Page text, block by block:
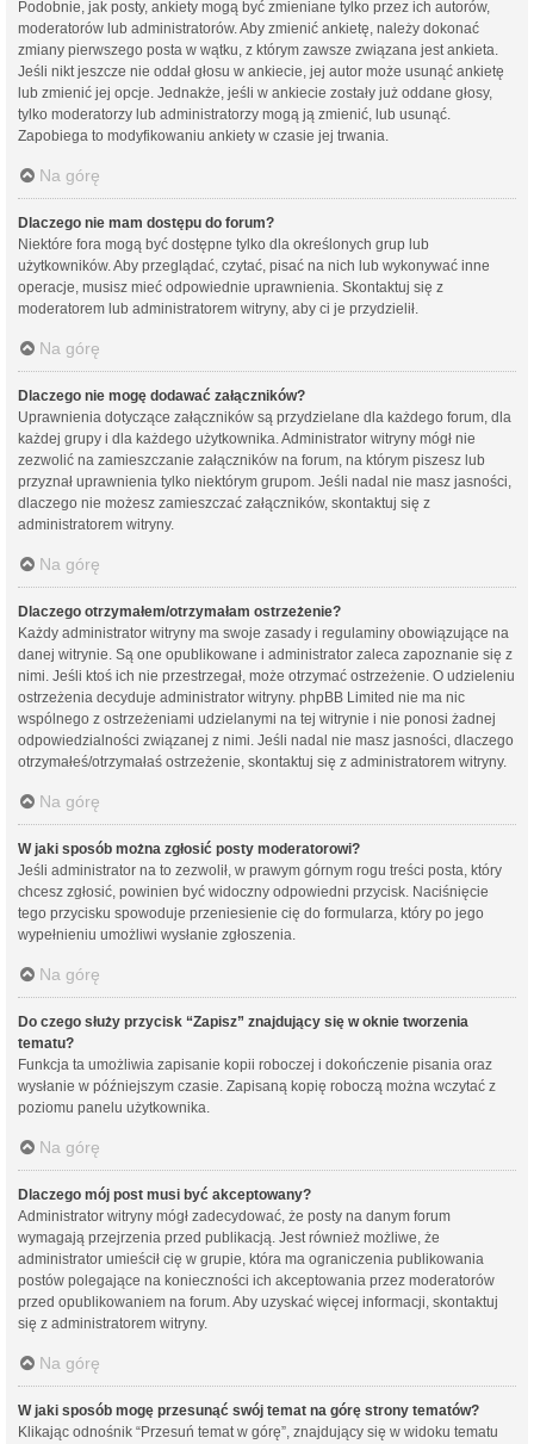
Podobnie, jak posty, ankiety mogą być zmieniane tylko przez ich autorów,
moderatorów lub administratorów. Aby zmienić ankietę, należy dokonać
zmiany pierwszego posta w wątku, z którym zawsze związana jest ankieta.
Jeśli nikt jeszcze nie oddał głosu w ankiecie, jej autor może usunąć ankietę
lub zmienić jej opcje. Jednakże, jeśli w ankiecie zostały już oddane głosy,
tylko moderatorzy lub administratorzy mogą ją zmienić, lub usunąć.
Zapobiega to modyfikowaniu ankiety w czasie jej trwania.
Na górę
Dlaczego nie mam dostępu do forum?
Niektóre fora mogą być dostępne tylko dla określonych grup lub
użytkowników. Aby przeglądać, czytać, pisać na nich lub wykonywać inne
operacje, musisz mieć odpowiednie uprawnienia. Skontaktuj się z
moderatorem lub administratorem witryny, aby ci je przydzielił.
Na górę
Dlaczego nie mogę dodawać załączników?
Uprawnienia dotyczące załączników są przydzielane dla każdego forum, dla
każdej grupy i dla każdego użytkownika. Administrator witryny mógł nie
zezwolić na zamieszczanie załączników na forum, na którym piszesz lub
przyznał uprawnienia tylko niektórym grupom. Jeśli nadal nie masz jasności,
dlaczego nie możesz zamieszczać załączników, skontaktuj się z
administratorem witryny.
Na górę
Dlaczego otrzymałem/otrzymałam ostrzeżenie?
Każdy administrator witryny ma swoje zasady i regulaminy obowiązujące na
danej witrynie. Są one opublikowane i administrator zaleca zapoznanie się z
nimi. Jeśli ktoś ich nie przestrzegał, może otrzymać ostrzeżenie. O udzieleniu
ostrzeżenia decyduje administrator witryny. phpBB Limited nie ma nic
wspólnego z ostrzeżeniami udzielanymi na tej witrynie i nie ponosi żadnej
odpowiedzialności związanej z nimi. Jeśli nadal nie masz jasności, dlaczego
otrzymałeś/otrzymałaś ostrzeżenie, skontaktuj się z administratorem witryny.
Na górę
W jaki sposób można zgłosić posty moderatorowi?
Jeśli administrator na to zezwolił, w prawym górnym rogu treści posta, który
chcesz zgłosić, powinien być widoczny odpowiedni przycisk. Naciśnięcie
tego przycisku spowoduje przeniesienie cię do formularza, który po jego
wypełnieniu umożliwi wysłanie zgłoszenia.
Na górę
Do czego służy przycisk “Zapisz” znajdujący się w oknie tworzenia
tematu?
Funkcja ta umożliwia zapisanie kopii roboczej i dokończenie pisania oraz
wysłanie w późniejszym czasie. Zapisaną kopię roboczą można wczytać z
poziomu panelu użytkownika.
Na górę
Dlaczego mój post musi być akceptowany?
Administrator witryny mógł zadecydować, że posty na danym forum
wymagają przejrzenia przed publikacją. Jest również możliwe, że
administrator umieścił cię w grupie, która ma ograniczenia publikowania
postów polegające na konieczności ich akceptowania przez moderatorów
przed opublikowaniem na forum. Aby uzyskać więcej informacji, skontaktuj
się z administratorem witryny.
Na górę
W jaki sposób mogę przesunąć swój temat na górę strony tematów?
Klikając odnośnik “Przesuń temat w górę”, znajdujący się w widoku tematu